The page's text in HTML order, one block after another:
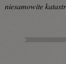
niesamowite